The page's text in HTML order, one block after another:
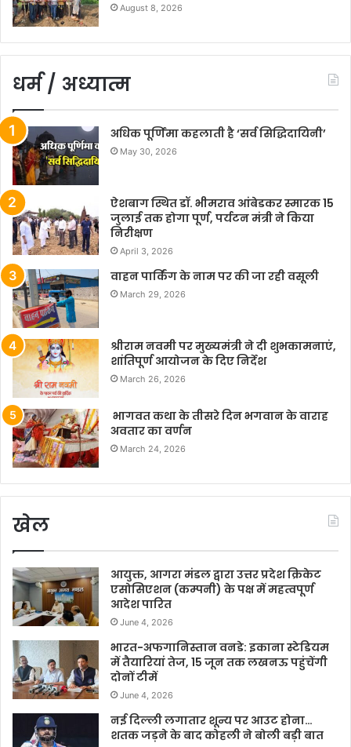
August 8, 2026
धर्म / अध्यात्म
अधिक पूर्णिमा कहलाती है ‘सर्व सिद्धिदायिनी’
May 30, 2026
ऐशबाग स्थित डॉ. भीमराव आंबेडकर स्मारक 15
जुलाई तक होगा पूर्ण, पर्यटन मंत्री ने किया
निरीक्षण
April 3, 2026
वाहन पार्किंग के नाम पर की जा रही वसूली
March 29, 2026
श्रीराम नवमी पर मुख्यमंत्री ने दी शुभकामनाएं,
शांतिपूर्ण आयोजन के दिए निर्देश
March 26, 2026
भागवत कथा के तीसरे दिन भगवान के वाराह
अवतार का वर्णन
March 24, 2026
खेल
आयुक्त, आगरा मंडल द्वारा उत्तर प्रदेश क्रिकेट
एसोसिएशन (कम्पनी) के पक्ष में महत्वपूर्ण
आदेश पारित
June 4, 2026
भारत-अफगानिस्तान वनडे: इकाना स्टेडियम
में तैयारियां तेज, 15 जून तक लखनऊ पहुंचेंगी
दोनों टीमें
June 4, 2026
नई दिल्ली लगातार शून्य पर आउट होना…
शतक जड़ने के बाद कोहली ने बोली बड़ी बात